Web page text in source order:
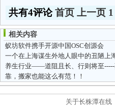
共有4评论首页 上一页 1
相关内容
蚁坊软件携手开源中国OSC创源会
一个在上海谋生外地人眼中的丑陋上
靠，搬家也能这么有范！！
关于长株潭在线